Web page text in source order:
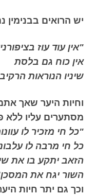
יש הרואים בבנימין
"אין עוד עוז
אין כוח גם בלסת
שיניו הנוראות
וחיות היער שאך
מסתערים עליו ללא
"כל חי מזכיר לו
כל חי מרבה לו
הזאב יתקע בו את
השור יגח את
וכך גם יתר חיות